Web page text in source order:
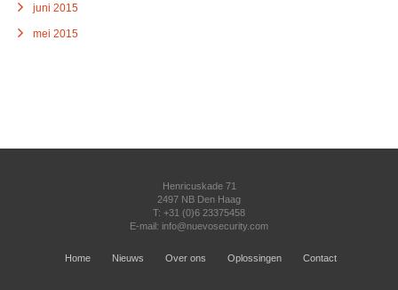
juni 2015
mei 2015
Henricuskade 71
2497 NB Den Haag
T: +31 (0)6 23375458
E-mail: info@nuevosecurity.com
Home Nieuws Over ons Oplossingen Contact